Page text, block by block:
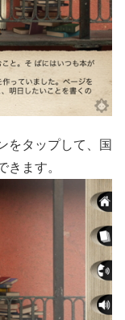
をタップして、国
きます。